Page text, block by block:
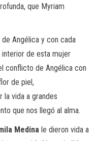
que Myriam
Angélica y con cada
interior de esta mujer
conflicto de Angélica con
de piel,
la vida a grandes
que nos llegó al alma.
Medina le dieron vida a